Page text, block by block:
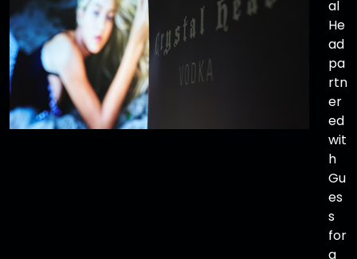
al
He
ad
pa
rtn
er
ed
wit
h
Gu
es
s
for
a